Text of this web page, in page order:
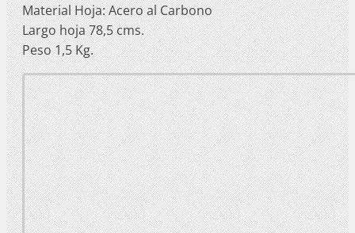
Material Hoja: Acero al Carbono
Largo hoja 78,5 cms.
Peso 1,5 Kg.